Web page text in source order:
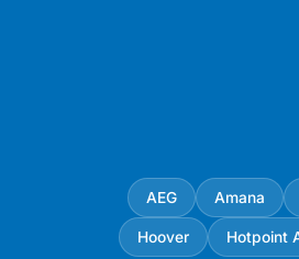
AEG Amana
Hoover Hotpoint